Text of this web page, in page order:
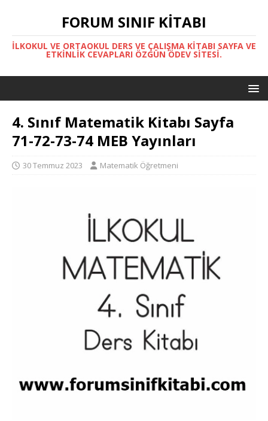
FORUM SINIF KITABI
İLKOKUL VE ORTAOKUL DERS VE ÇALIŞMA KITABI SAYFA VE
ETKINLIK CEVAPLARI ÖZGÜN ÖDEV SITESI.
4. Sınıf Matematik Kitabı Sayfa
71-72-73-74 MEB Yayınları
30 Temmuz 2023 Matematik Öğretmeni